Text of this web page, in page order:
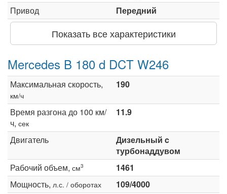
Привод
Передний
Показать все характеристики
Mercedes B 180 d DCT W246
Максимальная скорость,
км/ч
190
Время разгона до 100 км/
ч, сек
11.9
Двигатель
Дизельный c
турбонаддувом
Рабочий объем, см3
1461
Мощность, л.с. / оборотах
109/4000